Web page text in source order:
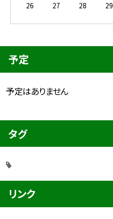
26
27 28 29
予定
予定はありません
タグ
リンク